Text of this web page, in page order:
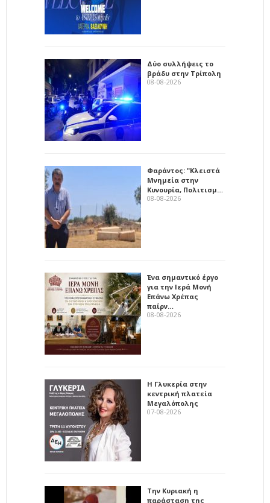
Δύο συλλήψεις το
βράδυ στην Τρίπολη
08-08-2026
Φαράντος: "Κλειστά
Μνημεία στην
Κυνουρία, Πολιτισμ…
08-08-2026
Ένα σημαντικό έργο
για την Ιερά Μονή
Επάνω Χρέπας
παίρν…
08-08-2026
Η Γλυκερία στην
κεντρική πλατεία
Μεγαλόπολης
07-08-2026
Την Κυριακή η
παράσταση της